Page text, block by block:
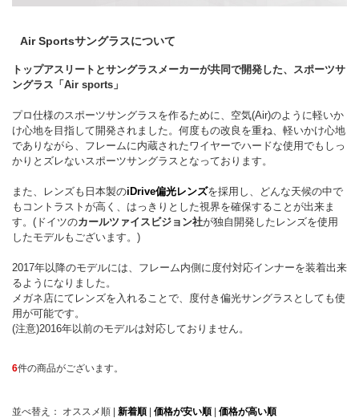
Air Sportsサングラスについて
トップアスリートとサングラスメーカーが共同で開発した、スポーツサ
ングラス「Air sports」
プロ仕様のスポーツサングラスを作るために、空気(Air)のように軽いか
け心地を目指して開発されました。何度もの改良を重ね、軽いかけ心地
でありながら、フレームに内蔵されたワイヤーでハードな使用でもしっ
かりとズレないスポーツサングラスとなっております。
また、レンズも日本製のiDrive偏光レンズを採用し、どんな天候の中で
もコントラストが高く、はっきりとした視界を確保することが出来ま
す。(ドイツのカールツァイスビジョン社が独自開発したレンズを使用
したモデルもございます。)
2017年以降のモデルには、フレーム内側に度付対応インナーを装着出来
るようになりました。
メガネ店にてレンズを入れることで、度付き偏光サングラスとしても使
用が可能です。
(注意)2016年以前のモデルは対応しておりません。
6件の商品がございます。
並べ替え： オススメ順 | 新着順 | 価格が安い順 | 価格が高い順